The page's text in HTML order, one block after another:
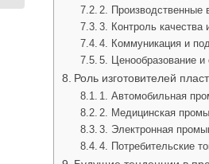
2. Производственные
3. Контроль качества
4. Коммуникация и
5. Ценообразование и
Роль изготовителей
1. Автомобильная
2. Медицинская
3. Электронная
4. Потребительские